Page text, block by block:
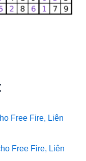
Free Fire, Liên
Free Fire, Liên